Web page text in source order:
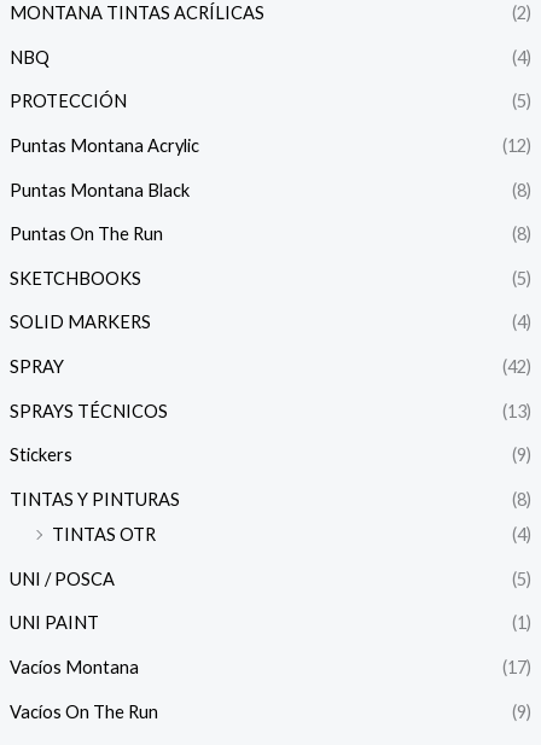
MONTANA TINTAS ACRÍLICAS (2)
NBQ (4)
PROTECCIÓN (5)
Puntas Montana Acrylic (12)
Puntas Montana Black (8)
Puntas On The Run (8)
SKETCHBOOKS (5)
SOLID MARKERS (4)
SPRAY (42)
SPRAYS TÉCNICOS (13)
Stickers (9)
TINTAS Y PINTURAS
(8)
TINTAS OTR
(4)
UNI / POSCA (5)
UNI PAINT (1)
Vacíos Montana (17)
Vacíos On The Run (9)